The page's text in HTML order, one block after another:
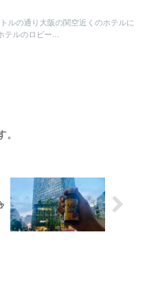
ルの通り大阪の関空近くのホテルに
ルのロビー...